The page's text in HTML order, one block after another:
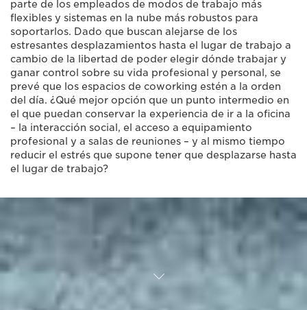
parte de los empleados de modos de trabajo más
flexibles y sistemas en la nube más robustos para
soportarlos. Dado que buscan alejarse de los
estresantes desplazamientos hasta el lugar de trabajo a
cambio de la libertad de poder elegir dónde trabajar y
ganar control sobre su vida profesional y personal, se
prevé que los espacios de coworking estén a la orden
del día. ¿Qué mejor opción que un punto intermedio en
el que puedan conservar la experiencia de ir a la oficina
– la interacción social, el acceso a equipamiento
profesional y a salas de reuniones – y al mismo tiempo
reducir el estrés que supone tener que desplazarse hasta
el lugar de trabajo?